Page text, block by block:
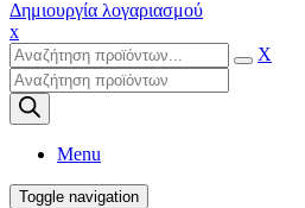
Δημιουργία λογαριασμού
x
X
Products
search
Menu
Toggle navigation